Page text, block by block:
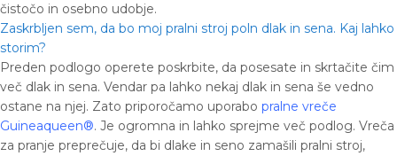
čistočo in osebno udobje.
Zaskrbljen sem, da bo moj pralni stroj poln dlak in sena. Kaj lahko
storim?
Preden podlogo operete poskrbite, da posesate in skrtačite čim
več dlak in sena. Vendar pa lahko nekaj dlak in sena še vedno
ostane na njej. Zato priporočamo uporabo pralne vreče
Guineaqueen®. Je ogromna in lahko sprejme več podlog. Vreča
za pranje preprečuje, da bi dlake in seno zamašili pralni stroj,